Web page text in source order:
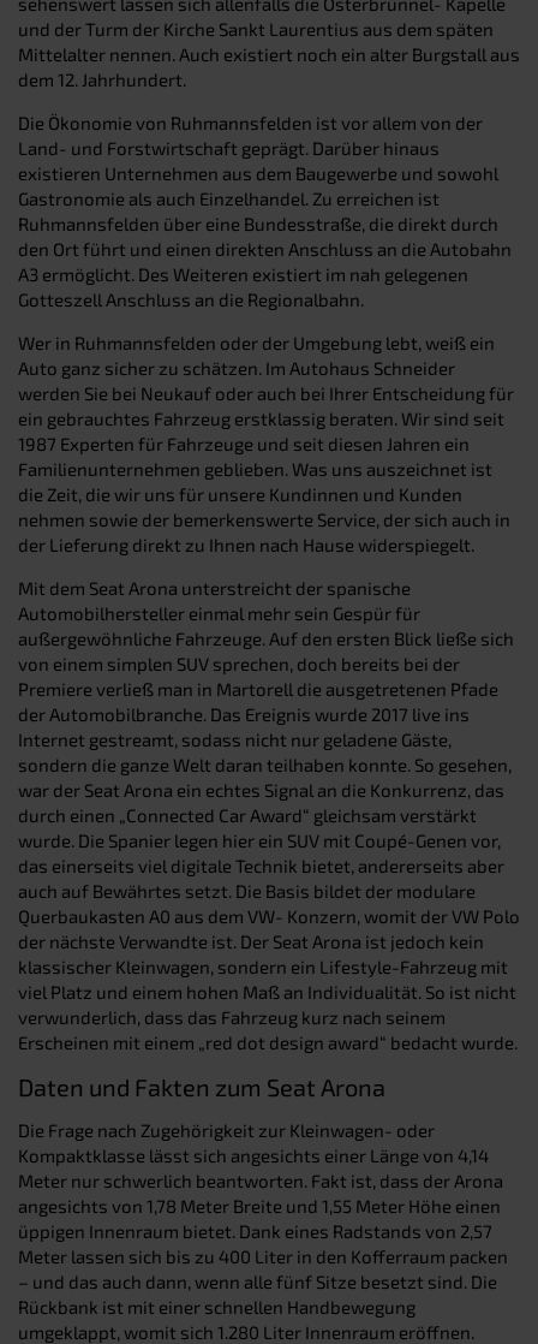
und der Turm der Kirche Sankt Laurentius aus dem späten
Mittelalter nennen. Auch existiert noch ein alter Burgstall aus
dem 12. Jahrhundert.
Die Ökonomie von Ruhmannsfelden ist vor allem von der
Land- und Forstwirtschaft geprägt. Darüber hinaus
existieren Unternehmen aus dem Baugewerbe und sowohl
Gastronomie als auch Einzelhandel. Zu erreichen ist
Ruhmannsfelden über eine Bundesstraße, die direkt durch
den Ort führt und einen direkten Anschluss an die Autobahn
A3 ermöglicht. Des Weiteren existiert im nah gelegenen
Gotteszell Anschluss an die Regionalbahn.
Wer in Ruhmannsfelden oder der Umgebung lebt, weiß ein
Auto ganz sicher zu schätzen. Im Autohaus Schneider
werden Sie bei Neukauf oder auch bei Ihrer Entscheidung für
ein gebrauchtes Fahrzeug erstklassig beraten. Wir sind seit
1987 Experten für Fahrzeuge und seit diesen Jahren ein
Familienunternehmen geblieben. Was uns auszeichnet ist
die Zeit, die wir uns für unsere Kundinnen und Kunden
nehmen sowie der bemerkenswerte Service, der sich auch in
der Lieferung direkt zu Ihnen nach Hause widerspiegelt.
Mit dem Seat Arona unterstreicht der spanische
Automobilhersteller einmal mehr sein Gespür für
außergewöhnliche Fahrzeuge. Auf den ersten Blick ließe sich
von einem simplen SUV sprechen, doch bereits bei der
Premiere verließ man in Martorell die ausgetretenen Pfade
der Automobilbranche. Das Ereignis wurde 2017 live ins
Internet gestreamt, sodass nicht nur geladene Gäste,
sondern die ganze Welt daran teilhaben konnte. So gesehen,
war der Seat Arona ein echtes Signal an die Konkurrenz, das
durch einen „Connected Car Award“ gleichsam verstärkt
wurde. Die Spanier legen hier ein SUV mit Coupé-Genen vor,
das einerseits viel digitale Technik bietet, andererseits aber
auch auf Bewährtes setzt. Die Basis bildet der modulare
Querbaukasten A0 aus dem VW- Konzern, womit der VW Polo
der nächste Verwandte ist. Der Seat Arona ist jedoch kein
klassischer Kleinwagen, sondern ein Lifestyle-Fahrzeug mit
viel Platz und einem hohen Maß an Individualität. So ist nicht
verwunderlich, dass das Fahrzeug kurz nach seinem
Erscheinen mit einem „red dot design award“ bedacht wurde.
Daten und Fakten zum Seat Arona
Die Frage nach Zugehörigkeit zur Kleinwagen- oder
Kompaktklasse lässt sich angesichts einer Länge von 4,14
Meter nur schwerlich beantworten. Fakt ist, dass der Arona
angesichts von 1,78 Meter Breite und 1,55 Meter Höhe einen
üppigen Innenraum bietet. Dank eines Radstands von 2,57
Meter lassen sich bis zu 400 Liter in den Kofferraum packen
– und das auch dann, wenn alle fünf Sitze besetzt sind. Die
Rückbank ist mit einer schnellen Handbewegung
umgeklappt, womit sich 1.280 Liter Innenraum eröffnen.